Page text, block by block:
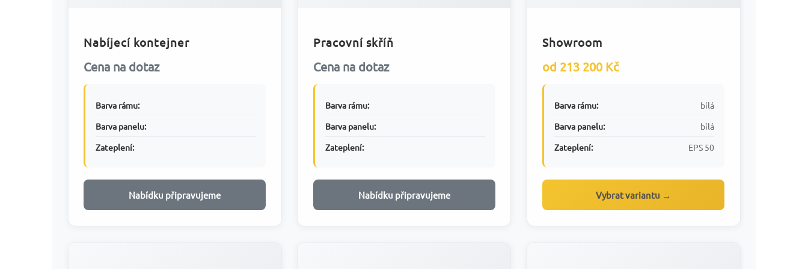
Nabíjecí kontejner
Cena na dotaz
Barva rámu:
Barva panelu:
Zateplení:
Nabídku připravujeme
Pracovní skříň
Cena na dotaz
Barva rámu:
Barva panelu:
Zateplení:
Nabídku připravujeme
Showroom
od 213 200 Kč
Barva rámu:
bílá
Barva panelu:
bílá
Zateplení:
EPS 50
Vybrat variantu →